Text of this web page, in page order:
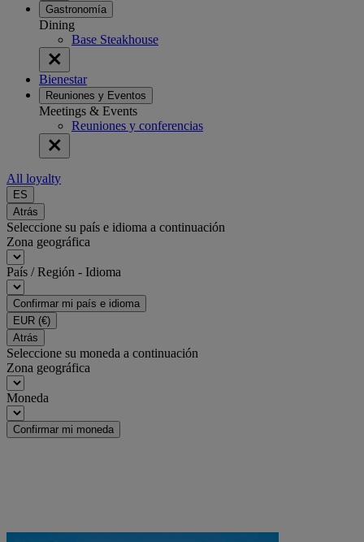
Gastronomía
Dining
Base Steakhouse
Bienestar
Reuniones y Eventos
Meetings & Events
Reuniones y conferencias
All loyalty
ES
Atrás
Seleccione su país e idioma a continuación
Zona geográfica
País / Región - Idioma
Confirmar mi país e idioma
EUR (€)
Atrás
Seleccione su moneda a continuación
Zona geográfica
Moneda
Confirmar mi moneda